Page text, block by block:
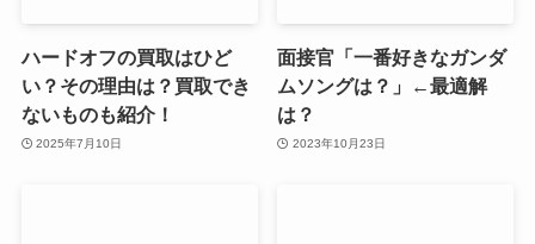
ハードオフの買取はひど
い？その理由は？買取でき
ないものも紹介！
2025年7月10日
面接官「一番好きなガンダ
ムソングは？」←最適解
は？
2023年10月23日